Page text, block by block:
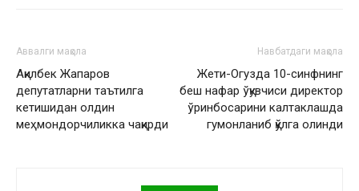
Аввалги мақола
Ақилбек Жапаров
депутатларни таътилга
кетишидан олдин
меҳмондорчиликка чақирди
Навбатдаги мақола
Жети-Огузда 10-синфнинг
беш нафар ўқувчиси директор
ўринбосарини калтаклашда
гумонланиб қўлга олинди